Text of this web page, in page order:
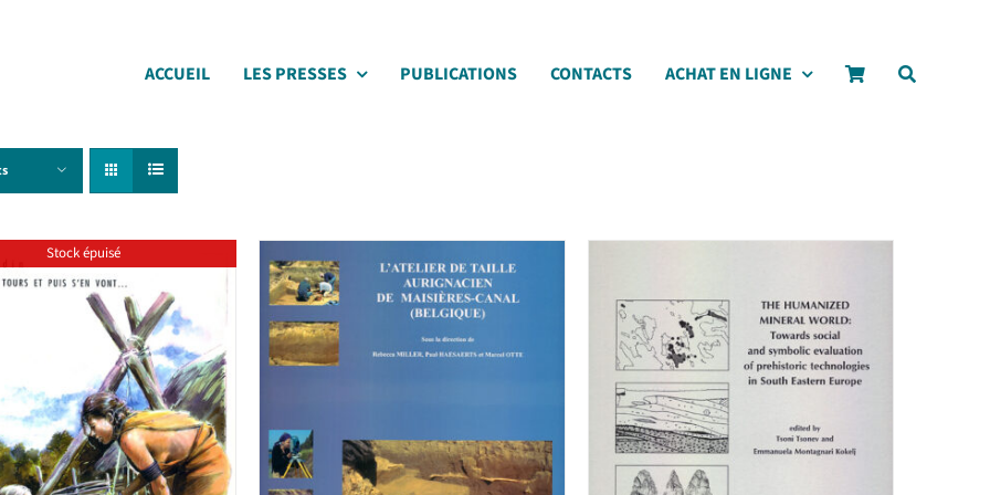
ACCUEIL LES PRESSES PUBLICATIONS CONTACTS ACHAT EN LIGNE
Stock épuisé